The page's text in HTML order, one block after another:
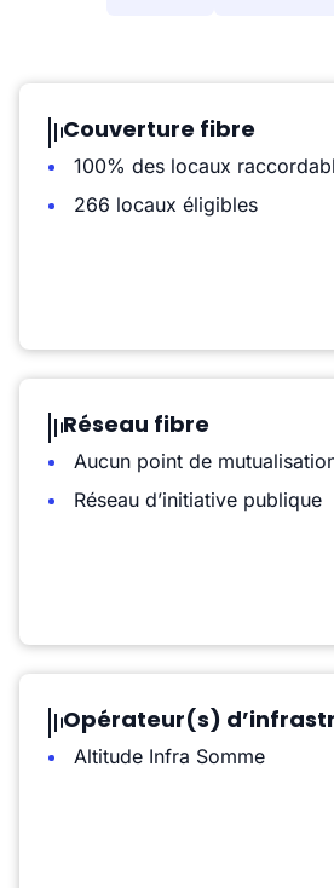
Couverture fibre
100% des locaux
266 locaux éligibles
Réseau fibre
Aucun point de
Réseau d’initiative publique
Opérateur(s)
Altitude Infra Somme